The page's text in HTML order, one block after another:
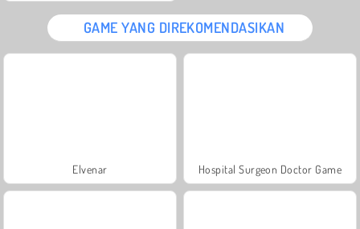
GAME YANG DIREKOMENDASIKAN
Elvenar Hospital Surgeon Doctor Game